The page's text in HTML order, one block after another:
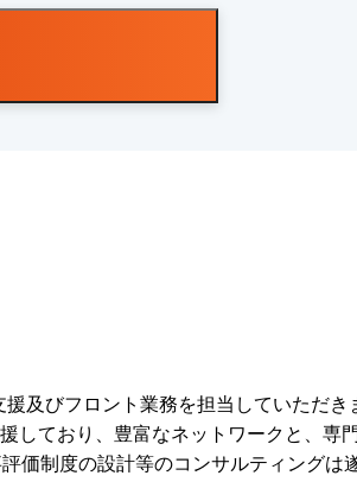
及びフロント業務を担当していただき
ており、豊富なネットワークと、専
価制度の設計等のコンサルティングは